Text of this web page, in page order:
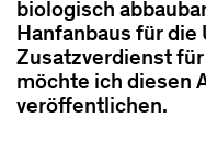
biologisch
Hanfanbaus für die
Zusatzverdienst
möchte ich diesen
veröffentlichen.